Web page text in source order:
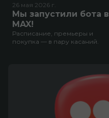
26 мая 2026 г.
Мы запустили бота в
MAX!
Расписание, премьеры и
покупка — в пару касаний.